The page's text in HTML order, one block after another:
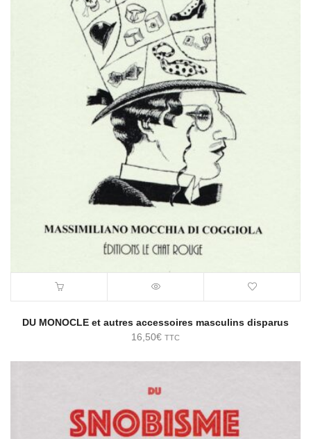
DU MONOCLE et autres accessoires masculins disparus
16,50€ TTC